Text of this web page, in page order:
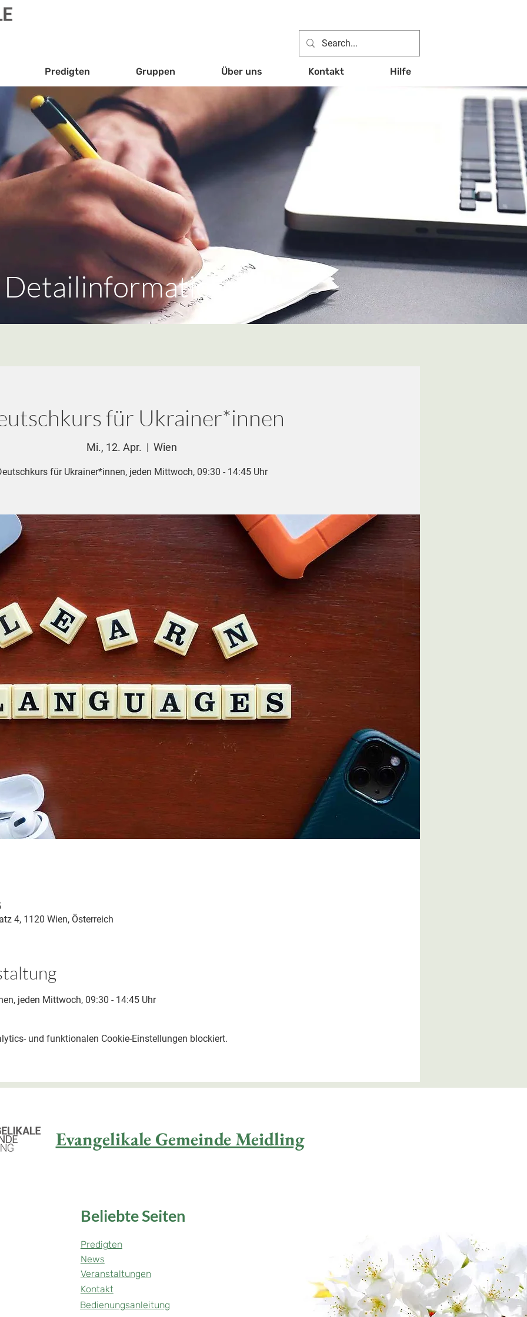
Predigten Gruppen Über uns Kontakt Hilfe
Detailinformationen
für Ukrainer*innen
Mi., 12. Apr.
  |
Wien
für Ukrainer*innen, jeden Mittwoch, 09:30 - 14:45 Uhr
4, 1120 Wien, Österreich
jeden Mittwoch, 09:30 - 14:45 Uhr
und funktionalen Cookie-Einstellungen blockiert.
Evangelikale Gemeinde Meidling
Beliebte Seiten
Predigten
News
Veranstaltungen
Kontakt
Bedienungsanleitung